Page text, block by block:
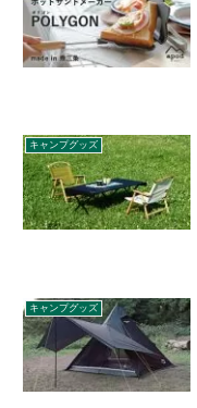
キャンプグッズ
キャンプグッズ